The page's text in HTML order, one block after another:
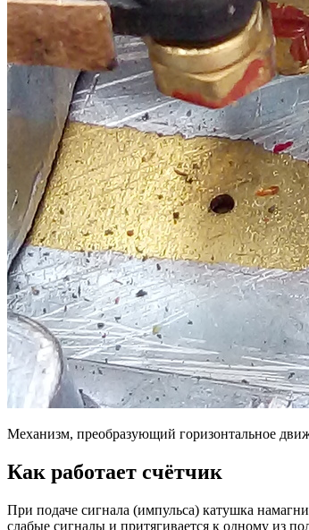
Механизм, преобразующий горизонтальное
Как работает счётчик
При подаче сигнала (импульса) катушка
слабые сигналы и притягивается к одному из